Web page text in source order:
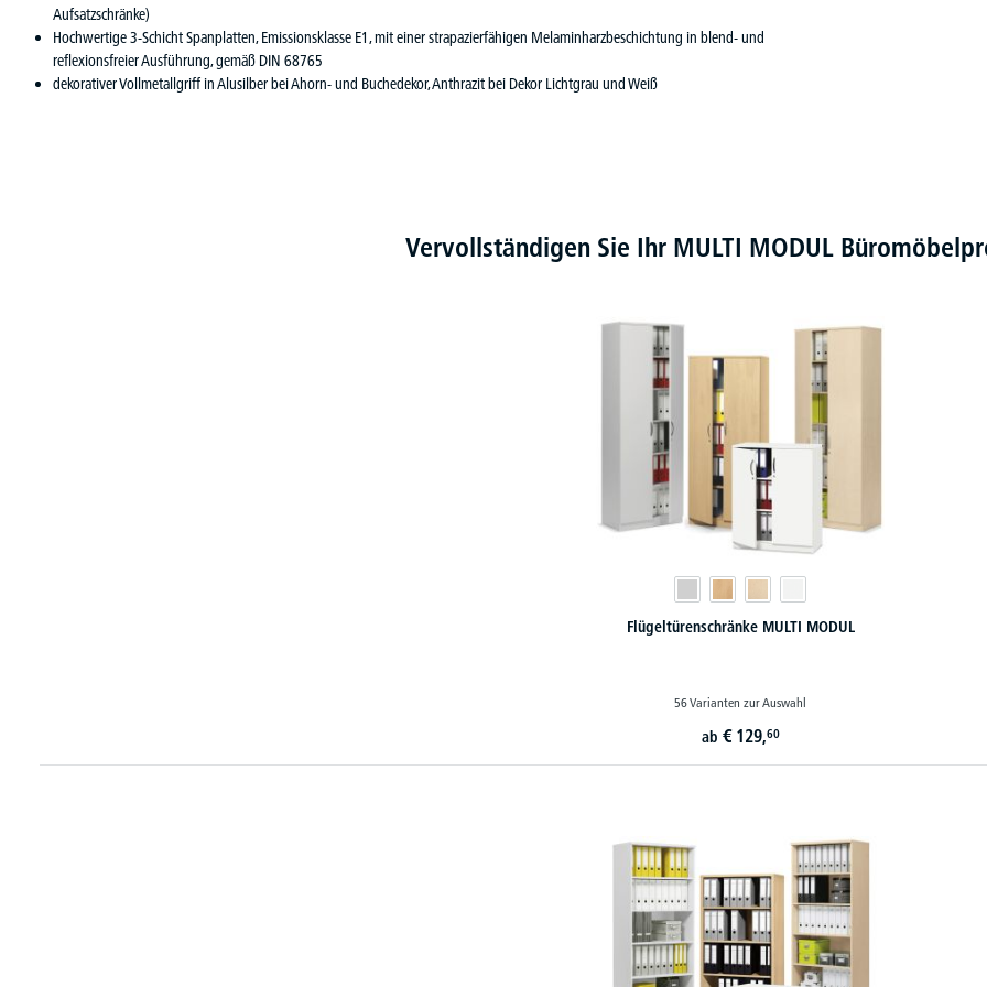
Aufsatzschränke)
Hochwertige 3-Schicht Spanplatten, Emissionsklasse E1, mit einer strapazierfähigen Melaminharzbeschichtung in blend- und
reflexionsfreier Ausführung, gemäß DIN 68765
dekorativer Vollmetallgriff in Alusilber bei Ahorn- und Buchedekor, Anthrazit bei Dekor Lichtgrau und Weiß
Vervollständigen Sie Ihr MULTI MODUL
Flügeltürenschränke MULTI MODUL
56 Varianten zur Auswahl
ab € 129,60